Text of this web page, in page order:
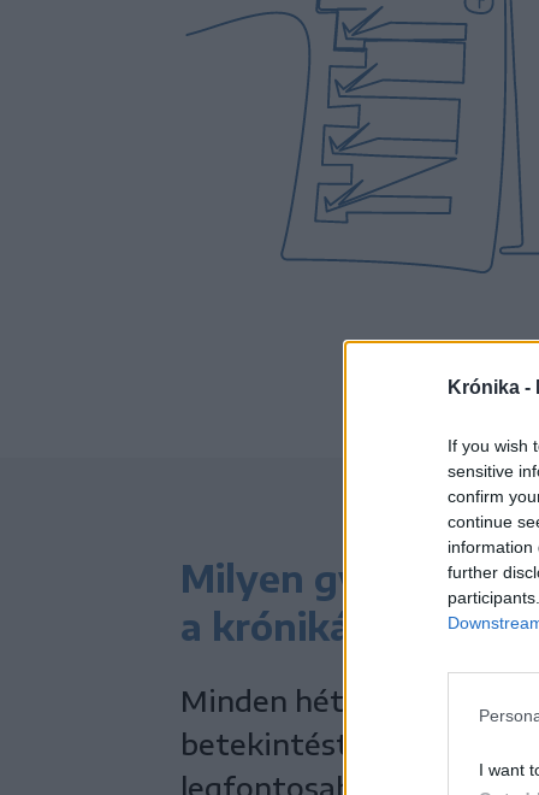
Krónika -
If you wish
sensitive
confirm
continue
information
further
I want
Milyen gyakran
a krónikás
Minden héten
betekintést biztosítsunk
legfontosabb